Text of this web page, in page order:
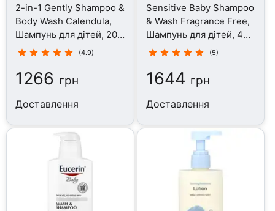
2-in-1 Gently Shampoo &
Body Wash Calendula,
Шампунь для дітей, 200
мл
(4.9)
1266 грн
Доставлення
Sensitive Baby Shampoo
& Wash Fragrance Free,
Шампунь для дітей, 473
мл
(5)
1644 грн
Доставлення